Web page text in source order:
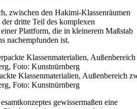
zwischen den Hakimi-Klassenräumen
dritte Teil des komplexen
Plattform, die in kleinerem Maßstab
nachempfunden ist.
Klassenmaterialien, Außenbereich
Foto: Kunstnürnberg
gewissermaßen eine